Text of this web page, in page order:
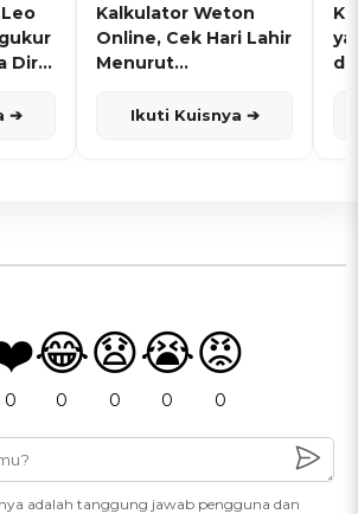
Diri
➔
Kalkulator Weton
Online, Cek Hari Lahir
Menurut
Ikuti Kuisnya ➔
0
😂
0
😧
0
😭
0
😡
0
adalah tanggung jawab pengguna dan